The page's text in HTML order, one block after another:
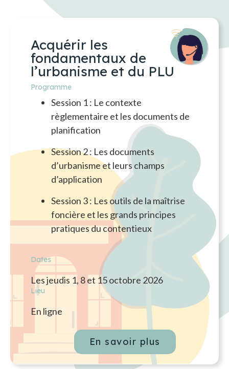
Acquérir les
fondamentaux de
l’urbanisme et du PLU
Programme
Session 1 : Le contexte
règlementaire et les documents de
planification
Session 2 : Les documents
d’urbanisme et leurs champs
d’application
Session 3 : Les outils de la maîtrise
foncière et les grands principes
pratiques du contentieux
Dates
Les jeudis 1, 8 et 15 octobre 2026
Lieu
En ligne
En savoir plus